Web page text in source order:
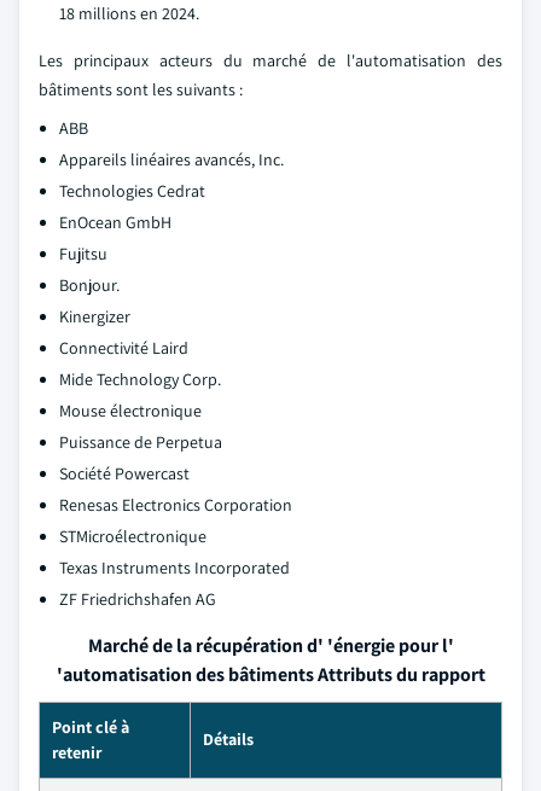
18 millions en 2024.
Les principaux acteurs du marché de l'automatisation des
bâtiments sont les suivants :
ABB
Appareils linéaires avancés, Inc.
Technologies Cedrat
EnOcean GmbH
Fujitsu
Bonjour.
Kinergizer
Connectivité Laird
Mide Technology Corp.
Mouse électronique
Puissance de Perpetua
Société Powercast
Renesas Electronics Corporation
STMicroélectronique
Texas Instruments Incorporated
ZF Friedrichshafen AG
Marché de la récupération d' 'énergie pour l'
'automatisation des bâtiments Attributs du rapport
Point clé à
retenir
Détails